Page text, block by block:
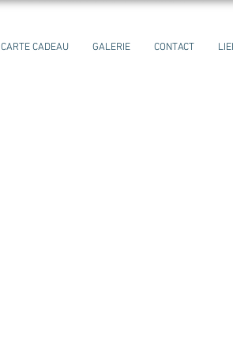
CARTE CADEAU GALERIE CONTACT